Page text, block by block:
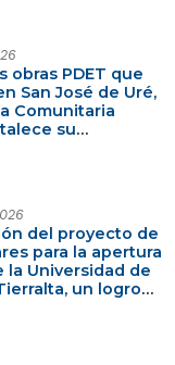
obras PDET que
San José de Uré,
Comunitaria
su
del proyecto de
para la apertura
la Universidad de
un logro